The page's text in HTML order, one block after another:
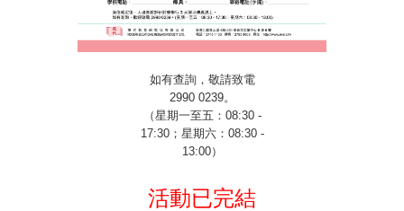
如有查詢，敬請致電
2990 0239。
（星期一至五： 08:30 -
17:30；星期六： 08:30 -
13:00）
活動已完結